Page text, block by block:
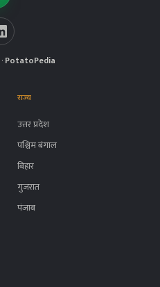
·PotatoPedia
राज्य
उत्तर प्रदेश
पश्चिम बंगाल
बिहार
गुजरात
पंजाब